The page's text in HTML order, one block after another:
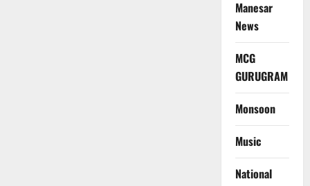
Manesar
News
MCG
GURUGRAM
Monsoon
Music
National